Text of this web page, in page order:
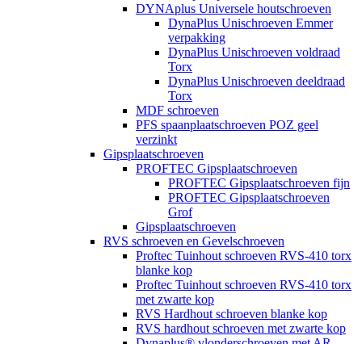
DYNAplus Universele houtschroeven
DynaPlus Unischroeven Emmer
verpakking
DynaPlus Unischroeven voldraad
Torx
DynaPlus Unischroeven deeldraad
Torx
MDF schroeven
PFS spaanplaatschroeven POZ geel
verzinkt
Gipsplaatschroeven
PROFTEC Gipsplaatschroeven
PROFTEC Gipsplaatschroeven fijn
PROFTEC Gipsplaatschroeven
Grof
Gipsplaatschroeven
RVS schroeven en Gevelschroeven
Proftec Tuinhout schroeven RVS-410 torx
blanke kop
Proftec Tuinhout schroeven RVS-410 torx
met zwarte kop
RVS Hardhout schroeven blanke kop
RVS hardhout schroeven met zwarte kop